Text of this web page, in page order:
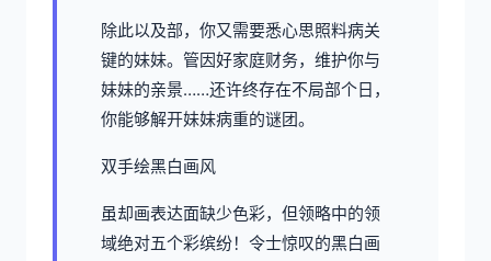
除此以及部，你又需要悉心思照料病关
键的妹妹。管因好家庭财务，维护你与
妹妹的亲景……还许终存在不局部个日，
你能够解开妹妹病重的谜团。
双手绘黑白画风
虽却画表达面缺少色彩，但领略中的领
域绝对五个彩缤纷！令士惊叹的黑白画